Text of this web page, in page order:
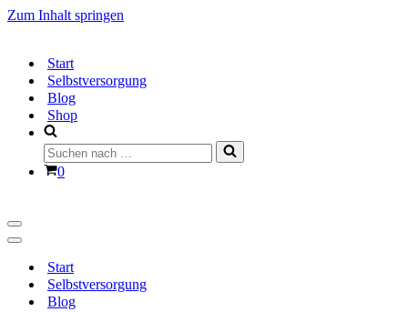
Zum Inhalt springen
Start
Selbstversorgung
Blog
Shop
Suchen
nach …
Warenkorb
0
Navigationsmenü
Navigationsmenü
Start
Selbstversorgung
Blog